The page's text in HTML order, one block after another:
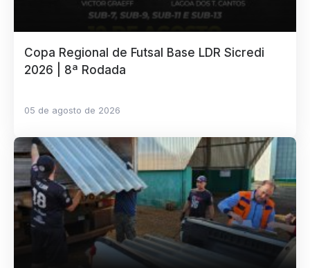
Copa Regional de Futsal Base LDR Sicredi
2026 | 8ª Rodada
05 de agosto de 2026